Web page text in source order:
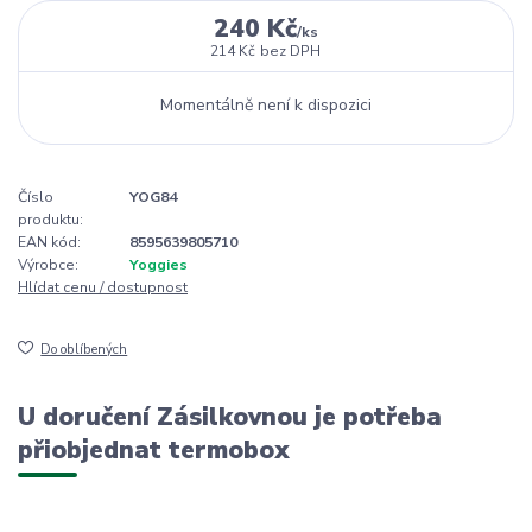
240 Kč/ks
214 Kč bez DPH
Momentálně není k dispozici
Číslo
produktu:
YOG84
EAN kód:
8595639805710
Výrobce:
Yoggies
Hlídat cenu / dostupnost
Do oblíbených
U doručení Zásilkovnou je potřeba
přiobjednat termobox